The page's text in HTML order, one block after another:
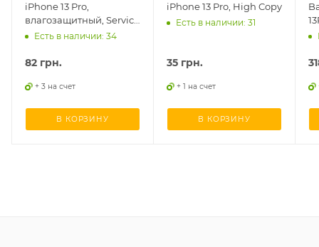
iPhone 13 Pro,
влагозащитный, Service
оригинал
Есть в наличии: 34
82 грн.
+ 3 на счет
В КОРЗИНУ
iPhone 13 Pro, High Copy
Есть в наличии: 31
35 грн.
+ 1 на счет
В КОРЗИНУ